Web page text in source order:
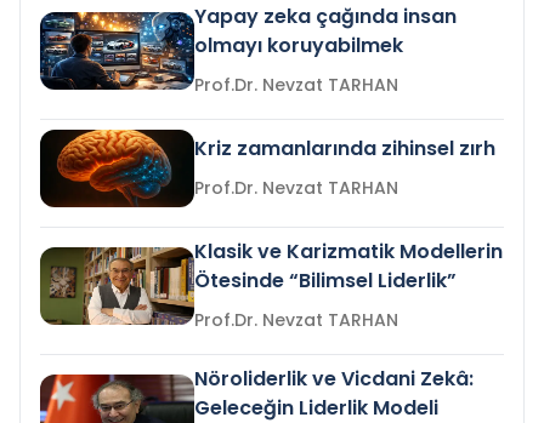
Yapay zeka çağında insan
olmayı koruyabilmek
Prof.Dr. Nevzat TARHAN
Kriz zamanlarında zihinsel zırh
Prof.Dr. Nevzat TARHAN
Klasik ve Karizmatik Modellerin
Ötesinde “Bilimsel Liderlik”
Prof.Dr. Nevzat TARHAN
Nöroliderlik ve Vicdani Zekâ:
Geleceğin Liderlik Modeli